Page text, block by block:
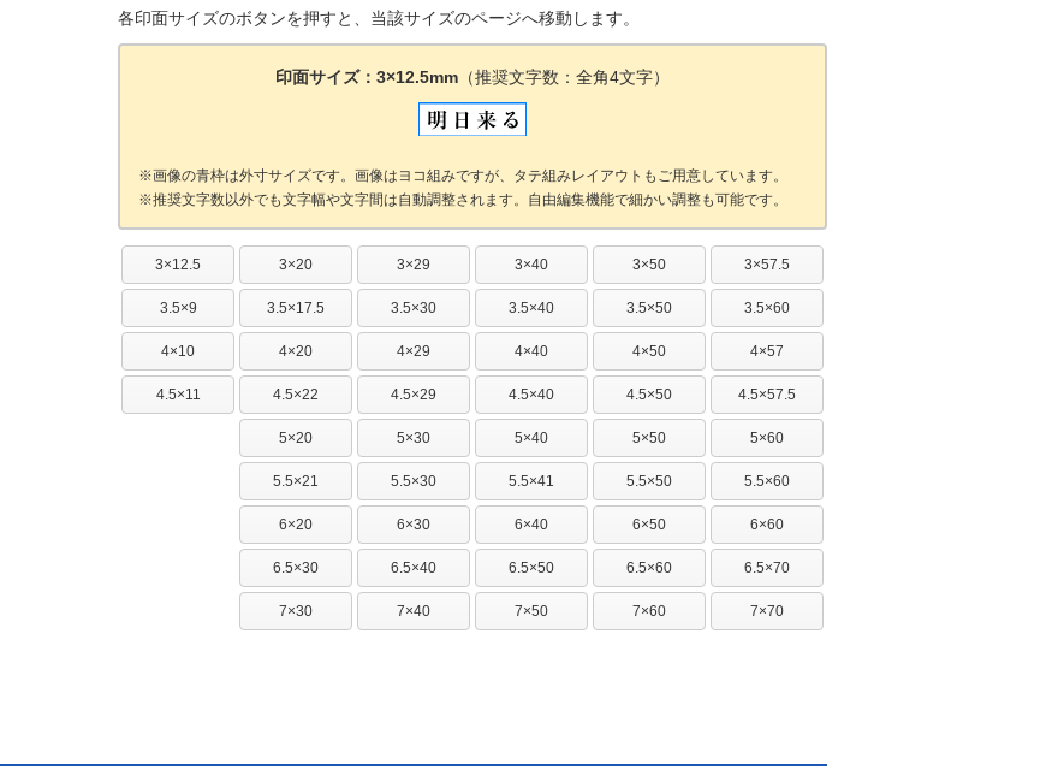
各印面サイズのボタンを押すと、当該サイズのページへ移動します。
印面サイズ：3×12.5mm （推奨文字数：全角4文字）
画像の青枠は外寸サイズです。画像はヨコ組みですが、タテ組みレイアウトもご用意しています。
推奨文字数以外でも文字幅や文字間は自動調整されます。自由編集機能で細かい調整も可能です。
3×12.5 3×20 3×29 3×40 3×50 3×57.5
3.5×9 3.5×17.5 3.5×30 3.5×40 3.5×50 3.5×60
4×10 4×20 4×29 4×40 4×50 4×57
4.5×11 4.5×22 4.5×29 4.5×40 4.5×50 4.5×57.5
5×20 5×30 5×40 5×50 5×60
5.5×21 5.5×30 5.5×41 5.5×50 5.5×60
6×20 6×30 6×40 6×50 6×60
6.5×30 6.5×40 6.5×50 6.5×60 6.5×70
7×30 7×40 7×50 7×60 7×70